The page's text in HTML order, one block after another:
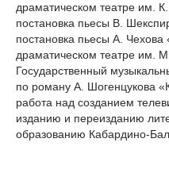
драматическом театре им.
постановка пьесы В.
постановка пьесы А.
драматическом театре им.
Государственный
по роману А. Шогенцукова
работа над созданием
изданию и переизданию
образованию Кабардино-